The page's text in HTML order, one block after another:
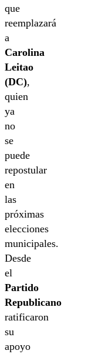
que
reemplazará
a
Carolina
Leitao
(DC),
quien
ya
no
se
puede
repostular
en
las
próximas
elecciones
municipales.
Desde
el
Partido
Republicano
ratificaron
su
apoyo